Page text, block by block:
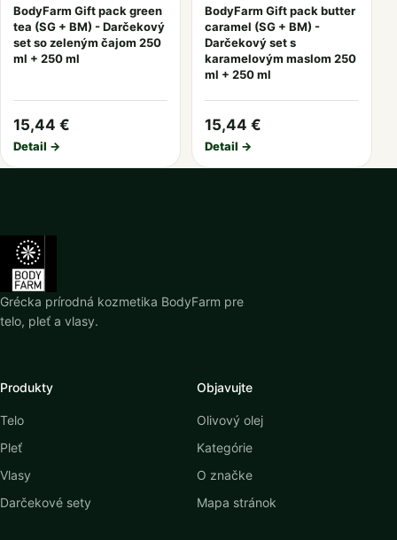
BodyFarm Gift pack green
tea (SG + BM) - Darčekový
set so zeleným čajom 250
ml + 250 ml
15,44 €
Detail →
BodyFarm Gift pack butter
caramel (SG + BM) -
Darčekový set s
karamelovým maslom 250
ml + 250 ml
15,44 €
Detail →
Grécka prírodná kozmetika BodyFarm pre
telo, pleť a vlasy.
Produkty
Telo
Pleť
Vlasy
Darčekové sety
Objavujte
Olivový olej
Kategórie
O značke
Mapa stránok